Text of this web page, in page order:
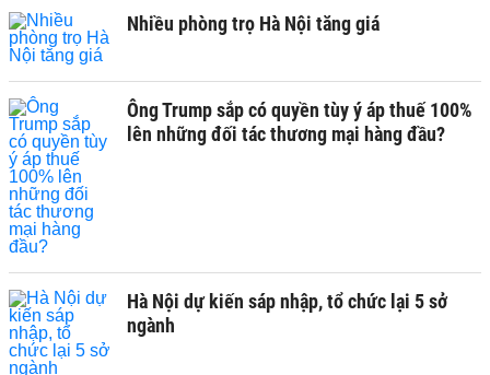
Nhiều phòng trọ Hà Nội tăng giá
Ông Trump sắp có quyền tùy ý áp thuế 100%
lên những đối tác thương mại hàng đầu?
Hà Nội dự kiến sáp nhập, tổ chức lại 5 sở
ngành